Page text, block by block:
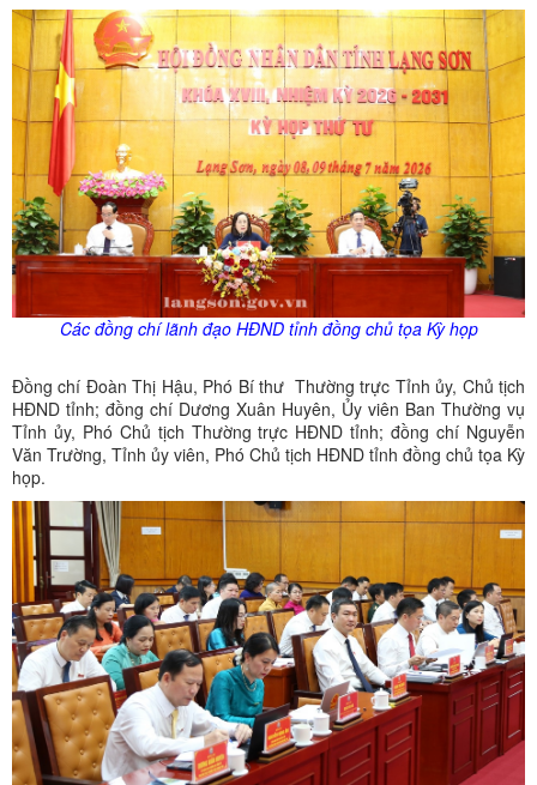
Các đồng chí lãnh đạo HĐND tỉnh đồng chủ tọa Kỳ họp
Đồng chí Đoàn Thị Hậu, Phó Bí thư Thường trực Tỉnh ủy, Chủ tịch
HĐND tỉnh; đồng chí Dương Xuân Huyên, Ủy viên Ban Thường vụ
Tỉnh ủy, Phó Chủ tịch Thường trực HĐND tỉnh; đồng chí Nguyễn
Văn Trường, Tỉnh ủy viên, Phó Chủ tịch HĐND tỉnh đồng chủ tọa Kỳ
họp.